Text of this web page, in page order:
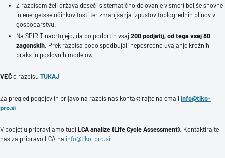
Z razpisom želi država doseči sistematično delovanje v smeri boljše snovne
in energetske učinkovitosti ter zmanjšanja izpustov toplogrednih plinov v
gospodarstvu.
Na SPIRIT načrtujejo, da bo podprtih vsaj200 podjetij, od tega vsaj 80
zagonskih. Prek razpisa bodo spodbujali neposredno uvajanje krožnih
praks in poslovnih modelov.
VEČo razpisu TUKAJ
Za pregled pogojev in prijavo na razpis nas kontaktirajte na email info@tiko-
pro.si
V podjetju pripravljamo tudiLCA analize (Life Cycle Assessment). Kontaktirajte
nas za pripravo LCA na info@tiko-pro.si